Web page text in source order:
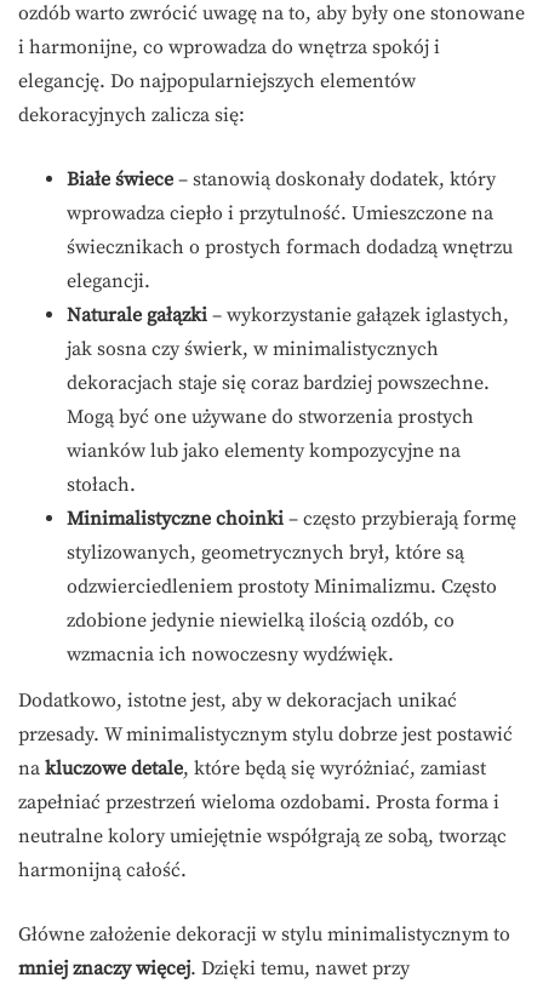
ozdób warto zwrócić uwagę na to, aby były one stonowane
i harmonijne, co wprowadza do wnętrza spokój i
elegancję. Do najpopularniejszych elementów
dekoracyjnych zalicza się:
Białe świece – stanowią doskonały dodatek, który
wprowadza ciepło i przytulność. Umieszczone na
świecznikach o prostych formach dodadzą wnętrzu
elegancji.
Naturale gałązki – wykorzystanie gałązek iglastych,
jak sosna czy świerk, w minimalistycznych
dekoracjach staje się coraz bardziej powszechne.
Mogą być one używane do stworzenia prostych
wianków lub jako elementy kompozycyjne na
stołach.
Minimalistyczne choinki – często przybierają formę
stylizowanych, geometrycznych brył, które są
odzwierciedleniem prostoty Minimalizmu. Często
zdobione jedynie niewielką ilością ozdób, co
wzmacnia ich nowoczesny wydźwięk.
Dodatkowo, istotne jest, aby w dekoracjach unikać
przesady. W minimalistycznym stylu dobrze jest postawić
na kluczowe detale, które będą się wyróżniać, zamiast
zapełniać przestrzeń wieloma ozdobami. Prosta forma i
neutralne kolory umiejętnie współgrają ze sobą, tworząc
harmonijną całość.
Główne założenie dekoracji w stylu minimalistycznym to
mniej znaczy więcej. Dzięki temu, nawet przy